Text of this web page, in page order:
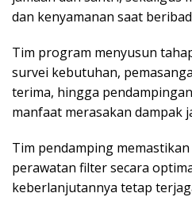
dan kenyamanan saat
Tim program menyusun
survei kebutuhan,
terima, hingga
manfaat merasakan dampak
Tim pendamping
perawatan filter secara
keberlanjutannya tetap